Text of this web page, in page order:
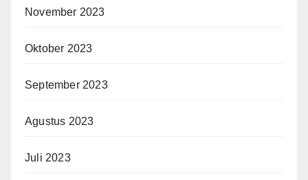
November 2023
Oktober 2023
September 2023
Agustus 2023
Juli 2023